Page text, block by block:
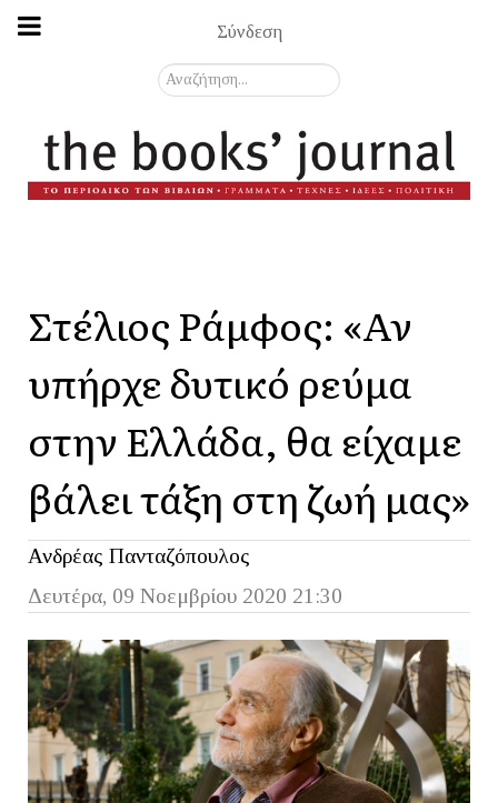
Σύνδεση
Αναζήτηση...
Στέλιος Ράμφος: «Αν
υπήρχε δυτικό ρεύμα
στην Ελλάδα, θα είχαμε
βάλει τάξη στη ζωή μας»
Ανδρέας Πανταζόπουλος
Δευτέρα, 09 Νοεμβρίου 2020 21:30